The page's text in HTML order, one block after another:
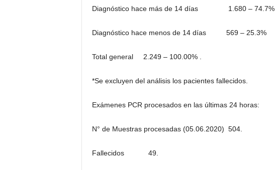
Diagnóstico hace más de 14 días 1.680 – 74.7%
Diagnóstico hace menos de 14 días 569 – 25.3%
Total general 2.249 – 100.00% .
*Se excluyen del análisis los pacientes fallecidos.
Exámenes PCR procesados en las últimas 24 horas:
N° de Muestras procesadas (05.06.2020) 504.
Fallecidos 49.